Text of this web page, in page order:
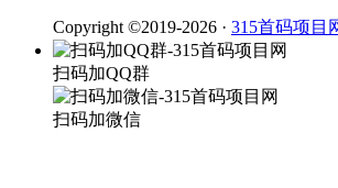
Copyright ©2019-2026 · 315首码项目
扫码加QQ群
扫码加微信